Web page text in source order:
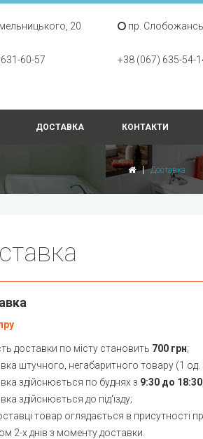
20
60-57
пр.
+38 (067) 635-54-
ДОСТАВКА КОНТАКТИ
Доставка
доставки по місту становить 700 грн;
штучного, негабаритного товару (1
здійснюється по буднях з 9:30 до 18:30;
здійснюється до під'їзду;
товар оглядається в присутності
2-х днів з моменту доставки.